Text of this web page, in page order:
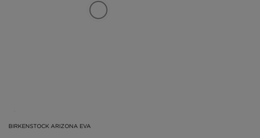
BIRKENSTOCK ARIZONA EVA